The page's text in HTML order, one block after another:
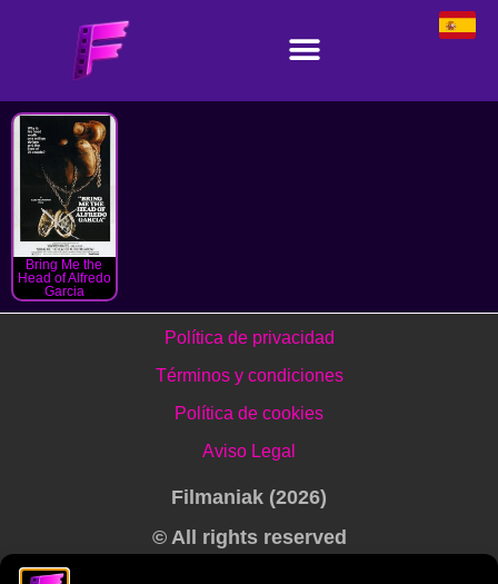
Bring Me the
Head of Alfredo
Garcia
Política de privacidad
Términos y condiciones
Política de cookies
Aviso Legal
Filmaniak (2026)
© All rights reserved